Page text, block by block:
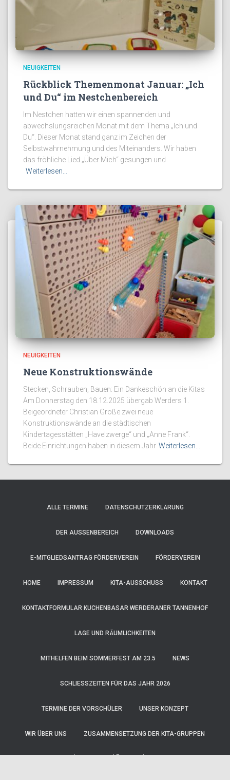
NEUIGKEITEN
Rückblick Themenmonat Januar: „Ich
und Du“ im Nestchenbereich
Im Nestchen hatten wir einen spannenden und
abwechslungsreichen Monat mit dem Thema „Ich und
Du“. Dieser Monat stand ganz im Zeichen der
Selbstwahrnehmung und des Miteinanders. Wir haben
das fröhliche Lied „Über Mich“ gesungen und
Weiterlesen…
NEUIGKEITEN
Neue Konstruktionswände
Stecken, Schrauben, Bauen: Ein Dankeschön an die Kitas
Am Donnerstag den 18.12.2025 übergab Werders 1.
Beigeordneter Christian Große zwei neue
Konstruktionswände an die städtischen
Kindertagesstätten „Havelzwerge“ und „Anne Frank“.
Beide Einrichtungen haben in diesem Jahr Weiterlesen…
ALLE TERMINE DATENSCHUTZERKLÄRUNG
DER AUSSENBEREICH DOWNLOADS
E-MITGLIEDSANTRAG FÖRDERVEREIN FÖRDERVEREIN
HOME IMPRESSUM KITA-AUSSCHUSS KONTAKT
KONTAKTFORMULAR KUCHENBASAR WERDERANER TANNENHOF
LAGE UND RÄUMLICHKEITEN
MITHELFEN BEIM SOMMERFEST AM 23.5 NEWS
SCHLIESSZEITEN FÜR DAS JAHR 2026
TERMINE DER VORSCHÜLER UNSER KONZEPT
WIR ÜBER UNS ZUSAMMENSETZUNG DER KITA-GRUPPEN
Impressum|Datenschutz